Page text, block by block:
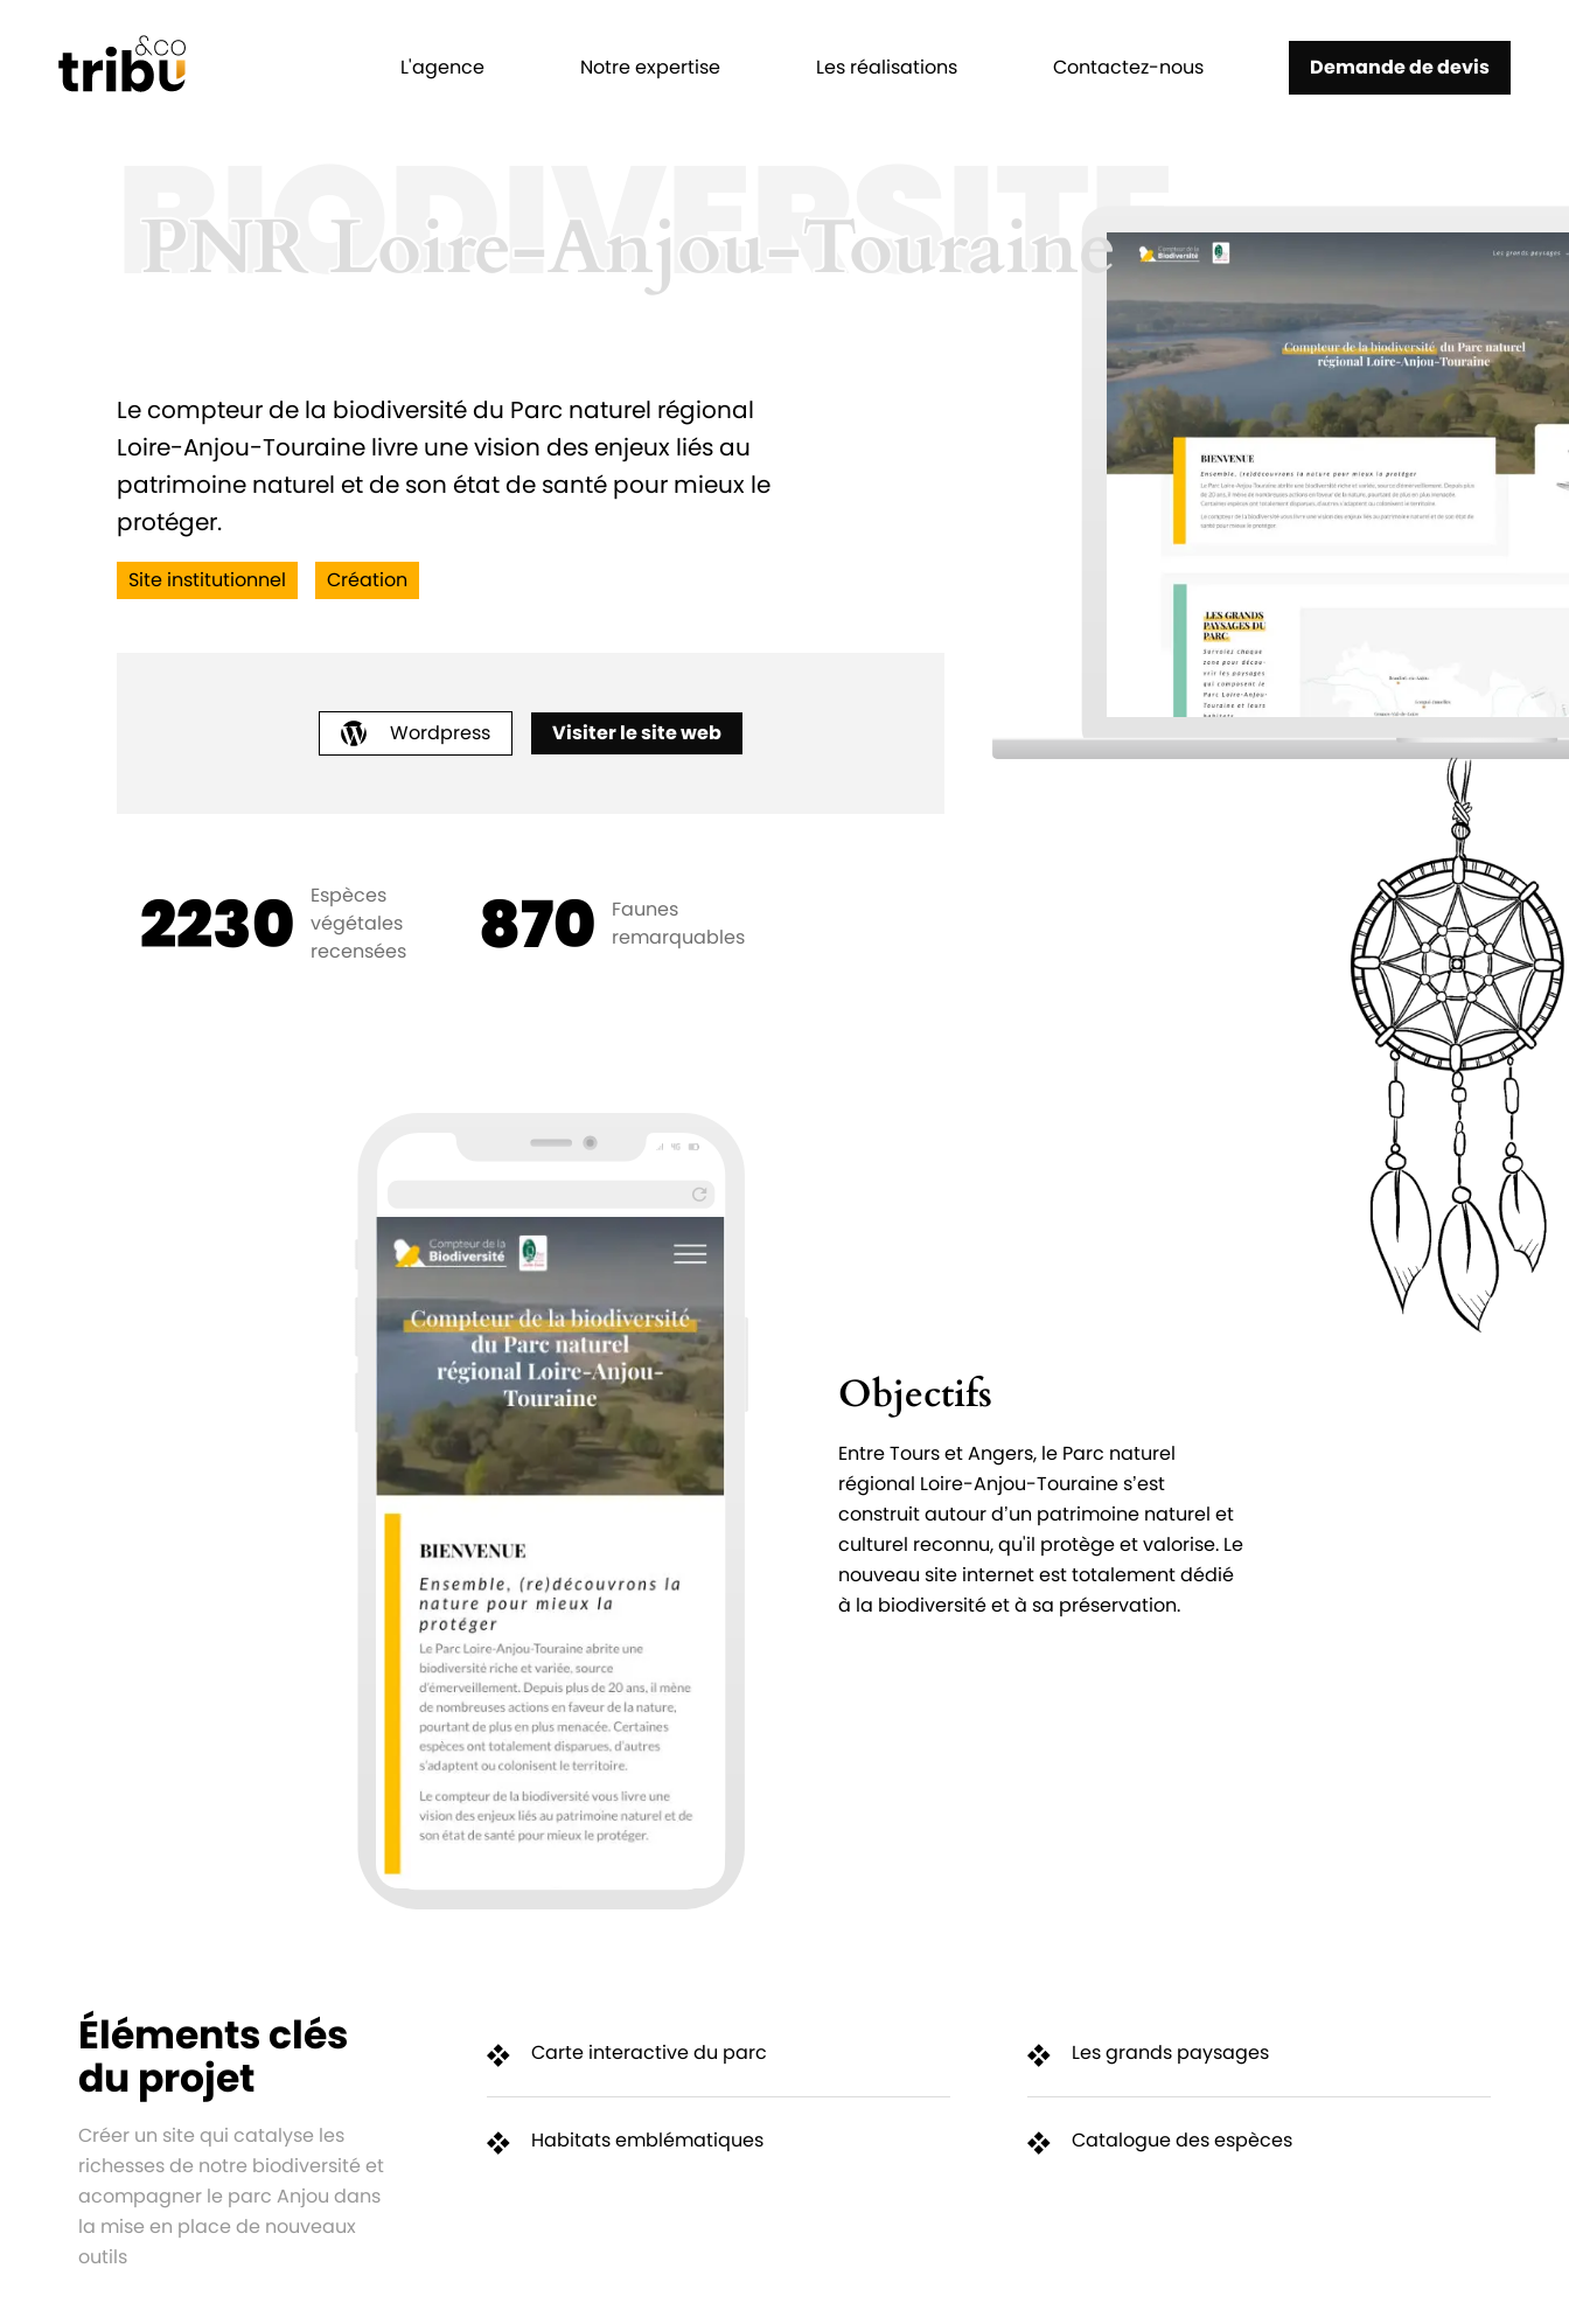
L'agence Notre expertise Les réalisations Contactez-nous Demande de devis
BIODIVERSITE
PNR Loire-Anjou-Touraine
PNR Loire-Anjou-Touraine
Le compteur de la biodiversité du Parc naturel régional
Loire-Anjou-Touraine livre une vision des enjeux liés au
patrimoine naturel et de son état de santé pour mieux le
protéger.
Site institutionnel Création
Wordpress Visiter le site web
2230
Espèces
végétales
recensées
870
Faunes
remarquables
Objectifs
Entre Tours et Angers, le Parc naturel
régional Loire-Anjou-Touraine s’est
construit autour d’un patrimoine naturel et
culturel reconnu, qu'il protège et valorise. Le
nouveau site internet est totalement dédié
à la biodiversité et à sa préservation.
Éléments clés
du projet
Créer un site qui catalyse les
richesses de notre biodiversité et
acompagner le parc Anjou dans
la mise en place de nouveaux
outils
Carte interactive du parc Les grands paysages
Habitats emblématiques Catalogue des espèces